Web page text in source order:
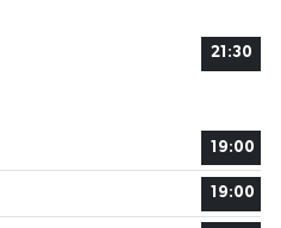
21:30
19:00
19:00